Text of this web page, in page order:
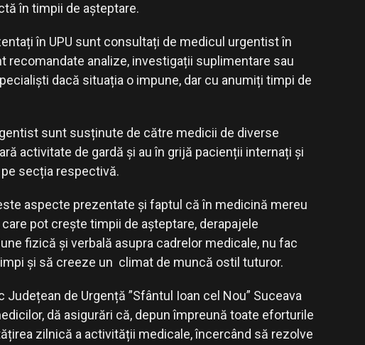
în timpii de așteptare.
în UPU sunt consultați de medicul urgentist în
recomandate analize, investigații suplimentare sau
dacă situația o impune, dar cu anumiți timpi de
sunt susținute de către medicii de diverse
activitate de gardă și au în grijă pacienții internați și
secția respectivă.
aspecte prezentate și faptul că în medicină mereu
pot crește timpii de așteptare, derapajele
fizică și verbală asupra cadrelor medicale, nu fac
și să creeze un climat de muncă ostil tuturor.
Județean de Urgență ”Sfântul Ioan cel Nou” Suceava
dă asigurări că, depun împreună toate eforturile
zilnică a activității medicale, încercând să rezolve